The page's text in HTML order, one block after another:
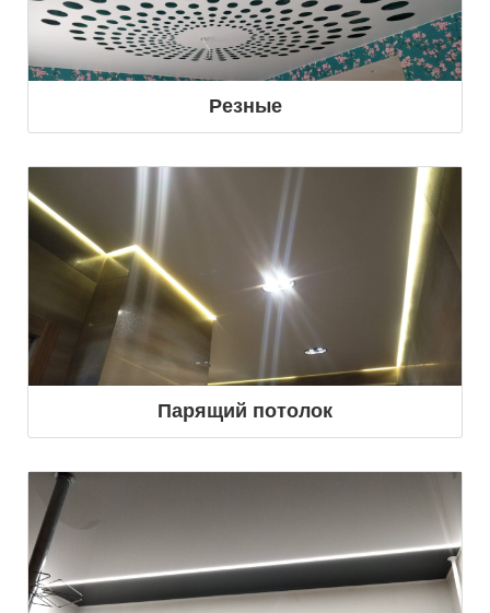
Резные
Парящий потолок